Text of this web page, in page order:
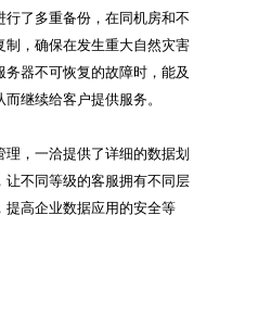
了多重备份，在同机房和不
，确保在发生重大自然灾害
器不可恢复的故障时，能及
继续给客户提供服务。
，一洽提供了详细的数据划
不同等级的客服拥有不同层
高企业数据应用的安全等